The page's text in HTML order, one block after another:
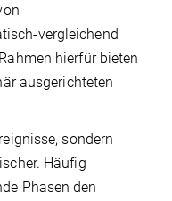
vergleichend
hierfür bieten
ausgerichteten
sondern
Häufig
Phasen den